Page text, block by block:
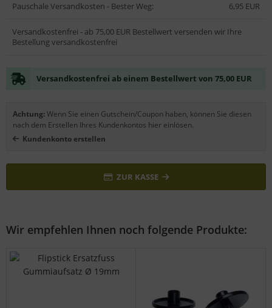
Pauschale Versandkosten - Bester Weg: 6,95 EUR
Versandkostenfrei - ab 75,00 EUR Bestellwert versenden wir Ihre
Bestellung versandkostenfrei
Versandkostenfrei ab einem Bestellwert von 75,00 EUR
Achtung:Wenn Sie einen Gutschein/Coupon haben, können Sie diesen
nach dem Erstellen Ihres Kundenkontos hier einlösen.
Kundenkonto erstellen
ZUR KASSE
Wir empfehlen Ihnen noch folgende Produkte: